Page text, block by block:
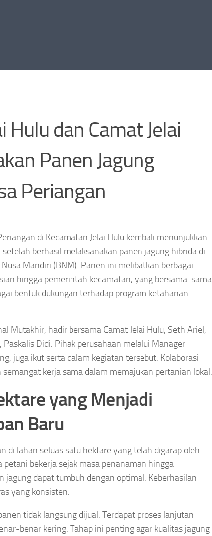
Hulu dan Camat Jelai
Panen Jagung
Periangan
di Kecamatan Jelai Hulu kembali menunjukkan
berhasil melaksanakan panen jagung hibrida di
Mandiri (BNM). Panen ini melibatkan berbagai
hingga pemerintah kecamatan, yang bersama-sama
bentuk dukungan terhadap program ketahanan
Mutakhir, hadir bersama Camat Jelai Hulu, Seth Ariel,
Paskalis Didi. Pihak perusahaan melalui Manager
juga ikut serta dalam kegiatan tersebut. Kolaborasi
kerja sama dalam memajukan pertanian lokal.
yang Menjadi
Baru
di lahan seluas satu hektare yang telah digarap oleh
petani bekerja sejak masa penanaman hingga
jagung dapat tumbuh dengan optimal. Keberhasilan
yang konsisten.
tidak langsung dijual. Terdapat proses lanjutan
benar kering. Tahap ini penting agar kualitas jagung